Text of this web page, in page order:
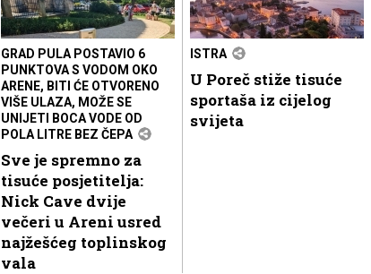
GRAD PULA POSTAVIO 6
PUNKTOVA S VODOM OKO
ARENE, BITI ĆE OTVORENO
VIŠE ULAZA, MOŽE SE
UNIJETI BOCA VODE OD
POLA LITRE BEZ ČEPA
Sve je spremno za
tisuće posjetitelja:
Nick Cave dvije
večeri u Areni usred
najžešćeg toplinskog
vala
ISTRA
U Poreč stiže tisuće
sportaša iz cijelog
svijeta